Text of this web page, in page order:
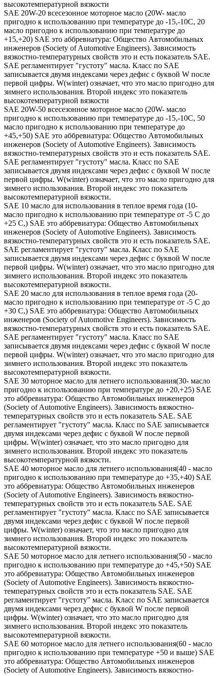
высокотемпературной вязкости
SAE 20W-20 всесезонное моторное масло (20W- масло
пригодно к использованию при температуре до -15,-10С, 20
масло пригодно к использованию при температуре до
+15,+20) SAE это аббревиатура: Общество Автомобильных
инженеров (Society of Automotive Engineers). Зависимость
вязкостно-температурных свойств это и есть показатель SAE.
SAE регламентирует "густоту" масла. Класс по SAE
записывается двумя индексами через дефис с буквой W после
первой цифры. W(winter) означает, что это масло пригодно для
зимнего использования. Второй индекс это показатель
высокотемпературной вязкости
SAE 20W-50 всесезонное моторное масло (20W- масло
пригодно к использованию при температуре до -15,-10С, 50
масло пригодно к использованию при температуре до
+45,+50) SAE это аббревиатура: Общество Автомобильных
инженеров (Society of Automotive Engineers). Зависимость
вязкостно-температурных свойств это и есть показатель SAE.
SAE регламентирует "густоту" масла. Класс по SAE
записывается двумя индексами через дефис с буквой W после
первой цифры. W(winter) означает, что это масло пригодно для
зимнего использования. Второй индекс это показатель
высокотемпературной вязкости.
SAE 10 масло для использования в теплое время года (10-
масло пригодно к использованию при температуре от -5 С до
+25 С,) SAE это аббревиатура: Общество Автомобильных
инженеров (Society of Automotive Engineers). Зависимость
вязкостно-температурных свойств это и есть показатель SAE.
SAE регламентирует "густоту" масла. Класс по SAE
записывается двумя индексами через дефис с буквой W после
первой цифры. W(winter) означает, что это масло пригодно для
зимнего использования. Второй индекс это показатель
высокотемпературной вязкости.
SAE 20 масло для использования в теплое время года (20-
масло пригодно к использованию при температуре от -5 С до
+30 С,) SAE это аббревиатура: Общество Автомобильных
инженеров (Society of Automotive Engineers). Зависимость
вязкостно-температурных свойств это и есть показатель SAE.
SAE регламентирует "густоту" масла. Класс по SAE
записывается двумя индексами через дефис с буквой W после
первой цифры. W(winter) означает, что это масло пригодно для
зимнего использования. Второй индекс это показатель
высокотемпературной вязкости.
SAE 30 моторное масло для летнего использования(30- масло
пригодно к использованию при температуре до +20,+25) SAE
это аббревиатура: Общество Автомобильных инженеров
(Society of Automotive Engineers). Зависимость вязкостно-
температурных свойств это и есть показатель SAE. SAE
регламентирует "густоту" масла. Класс по SAE записывается
двумя индексами через дефис с буквой W после первой
цифры. W(winter) означает, что это масло пригодно для
зимнего использования. Второй индекс это показатель
высокотемпературной вязкости.
SAE 40 моторное масло для летнего использования(40 - масло
пригодно к использованию при температуре до +35,+40) SAE
это аббревиатура: Общество Автомобильных инженеров
(Society of Automotive Engineers). Зависимость вязкостно-
температурных свойств это и есть показатель SAE. SAE
регламентирует "густоту" масла. Класс по SAE записывается
двумя индексами через дефис с буквой W после первой
цифры. W(winter) означает, что это масло пригодно для
зимнего использования. Второй индекс это показатель
высокотемпературной вязкости.
SAE 50 моторное масло для летнего использования(50 - масло
пригодно к использованию при температуре до +45,+50) SAE
это аббревиатура: Общество Автомобильных инженеров
(Society of Automotive Engineers). Зависимость вязкостно-
температурных свойств это и есть показатель SAE. SAE
регламентирует "густоту" масла. Класс по SAE записывается
двумя индексами через дефис с буквой W после первой
цифры. W(winter) означает, что это масло пригодно для
зимнего использования. Второй индекс это показатель
высокотемпературной вязкости.
SAE 60 моторное масло для летнего использования(60 - масло
пригодно к использованию при температуре +50 и выше) SAE
это аббревиатура: Общество Автомобильных инженеров
(Society of Automotive Engineers). Зависимость вязкостно-